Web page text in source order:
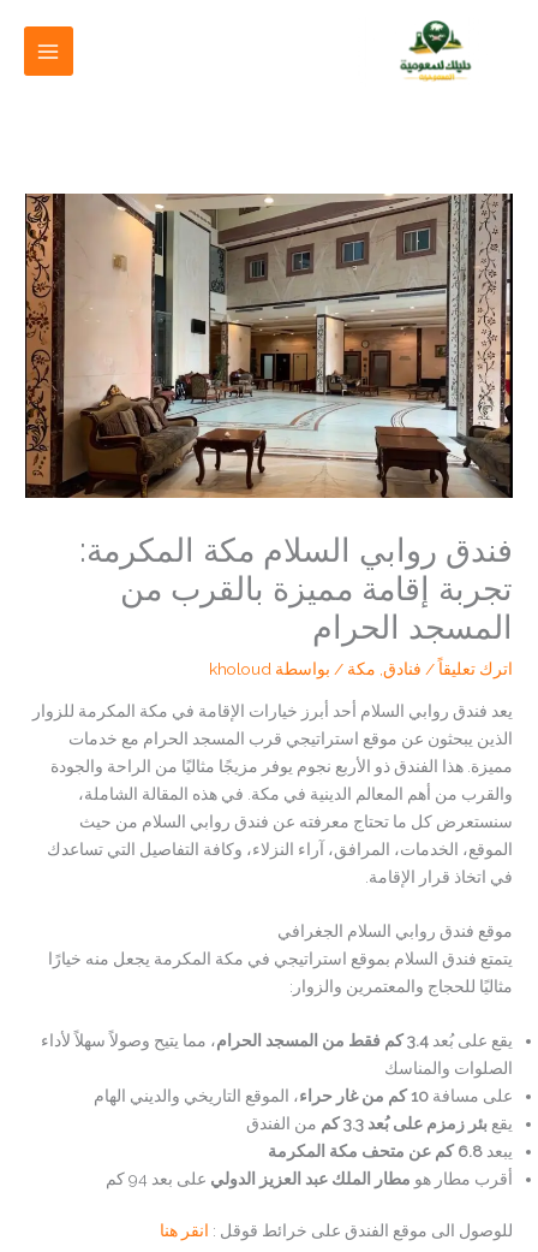
فندق روابي السلام مكة المكرمة:
تجربة إقامة مميزة بالقرب من
المسجد الحرام
اترك تعليقاً / فنادق مكة / بواسطة kholoud
يعد فندق روابي السلام أحد أبرز خيارات الإقامة في مكة المكرمة للزوار
الذين يبحثون عن موقع استراتيجي قرب المسجد الحرام مع خدمات
مميزة. هذا الفندق ذو الأربع نجوم يوفر مزيجًا مثاليًا من الراحة والجودة
والقرب من أهم المعالم الدينية في مكة. في هذه المقالة الشاملة،
سنستعرض كل ما تحتاج معرفته عن فندق روابي السلام من حيث
الموقع، الخدمات، المرافق، آراء النزلاء، وكافة التفاصيل التي تساعدك
في اتخاذ قرار الإقامة.
موقع فندق روابي السلام الجغرافي
يتمتع فندق السلام بموقع استراتيجي في مكة المكرمة يجعل منه خيارًا
مثاليًا للحجاج والمعتمرين والزوار:
يقع على بُعد3.4 كم فقط من المسجد الحرام
، مما يتيح وصولاً سهلاً لأداء
الصلوات والمناسك
على مسافة10 كم من غار حراء
، الموقع التاريخي والديني الهام
يقعبئر زمزم على بُعد 3.3 كم
من الفندق
يبعد6.8 كم عن متحف مكة المكرمة
أقرب مطار هو مطار الملك عبد العزيز الدولي على بعد 94 كم
للوصول الى موقع الفندق على خرائط قوقل : انقر هنا